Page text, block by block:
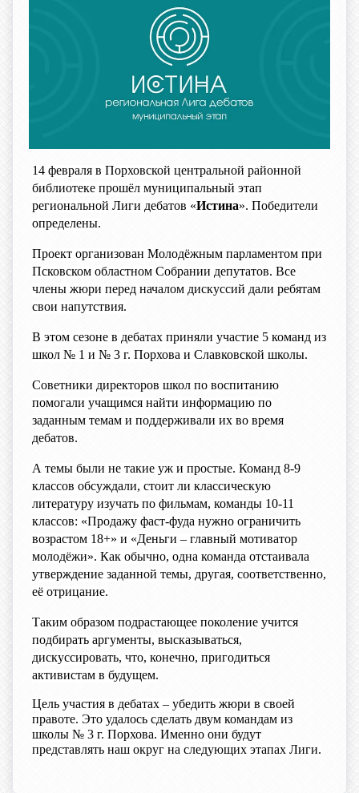
14 февраля в Порховской центральной районной
библиотеке прошёл муниципальный этап
региональной Лиги дебатов «Истина». Победители
определены.
Проект организован Молодёжным парламентом при
Псковском областном Собрании депутатов. Все
члены жюри перед началом дискуссий дали ребятам
свои напутствия.
В этом сезоне в дебатах приняли участие 5 команд из
школ № 1 и № 3 г. Порхова и Славковской школы.
Советники директоров школ по воспитанию
помогали учащимся найти информацию по
заданным темам и поддерживали их во время
дебатов.
А темы были не такие уж и простые. Команд 8-9
классов обсуждали, стоит ли классическую
литературу изучать по фильмам, команды 10-11
классов: «Продажу фаст-фуда нужно ограничить
возрастом 18+» и «Деньги – главный мотиватор
молодёжи». Как обычно, одна команда отстаивала
утверждение заданной темы, другая, соответственно,
её отрицание.
Таким образом подрастающее поколение учится
подбирать аргументы, высказываться,
дискуссировать, что, конечно, пригодиться
активистам в будущем.
Цель участия в дебатах – убедить жюри в своей
правоте. Это удалось сделать двум командам из
школы № 3 г. Порхова. Именно они будут
представлять наш округ на следующих этапах Лиги.